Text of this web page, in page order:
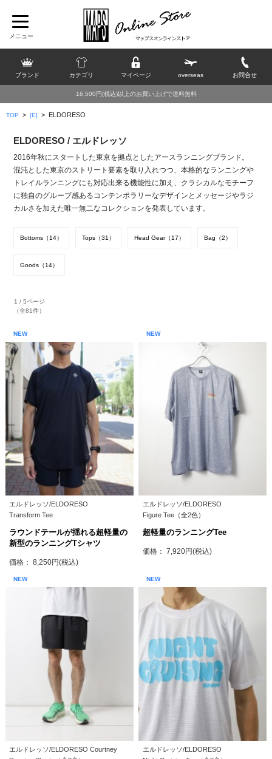
ブランド カテゴリ マイページ overseas お問合せ
16,500円(税込)以上のお買い上げで送料無料
TOP > [E] > ELDORESO
ELDORESO / エルドレッソ
2016年秋にスタートした東京を拠点としたアースランニングブランド。
混沌とした東京のストリート要素を取り入れつつ、本格的なランニングや
トレイルランニングにも対応出来る機能性に加え、クラシカルなモチーフ
に独自のグルーブ感あるコンテンポラリーなデザインとメッセージやラジ
カルさを加えた唯一無二なコレクションを発表しています。
Bottoms（14） Tops（31） Head Gear（17） Bag（2）
Goods（14）
1 / 5ページ
（全81件）
NEW
エルドレッソ/ELDORESO
Transform Tee
ラウンドテールが揺れる超軽量の
新型のランニングTシャツ
価格： 8,250円(税込)
NEW
エルドレッソ/ELDORESO
Figure Tee（全2色）
超軽量のランニングTee
価格： 7,920円(税込)
NEW
エルドレッソ/ELDORESO Courtney
NEW
エルドレッソ/ELDORESO